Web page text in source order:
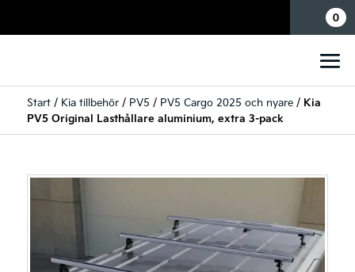
0
Start/ Kia tillbehör/ PV5 / PV5 Cargo 2025 och nyare/ Kia
PV5 Original Lasthållare aluminium, extra 3-pack